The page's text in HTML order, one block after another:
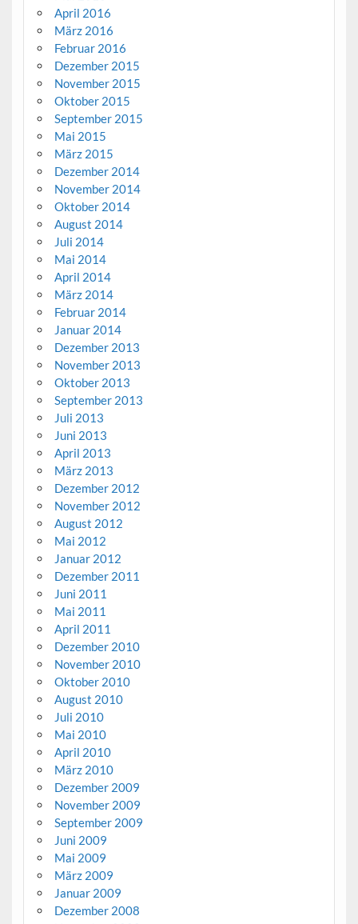
April 2016
März 2016
Februar 2016
Dezember 2015
November 2015
Oktober 2015
September 2015
Mai 2015
März 2015
Dezember 2014
November 2014
Oktober 2014
August 2014
Juli 2014
Mai 2014
April 2014
März 2014
Februar 2014
Januar 2014
Dezember 2013
November 2013
Oktober 2013
September 2013
Juli 2013
Juni 2013
April 2013
März 2013
Dezember 2012
November 2012
August 2012
Mai 2012
Januar 2012
Dezember 2011
Juni 2011
Mai 2011
April 2011
Dezember 2010
November 2010
Oktober 2010
August 2010
Juli 2010
Mai 2010
April 2010
März 2010
Dezember 2009
November 2009
September 2009
Juni 2009
Mai 2009
März 2009
Januar 2009
Dezember 2008